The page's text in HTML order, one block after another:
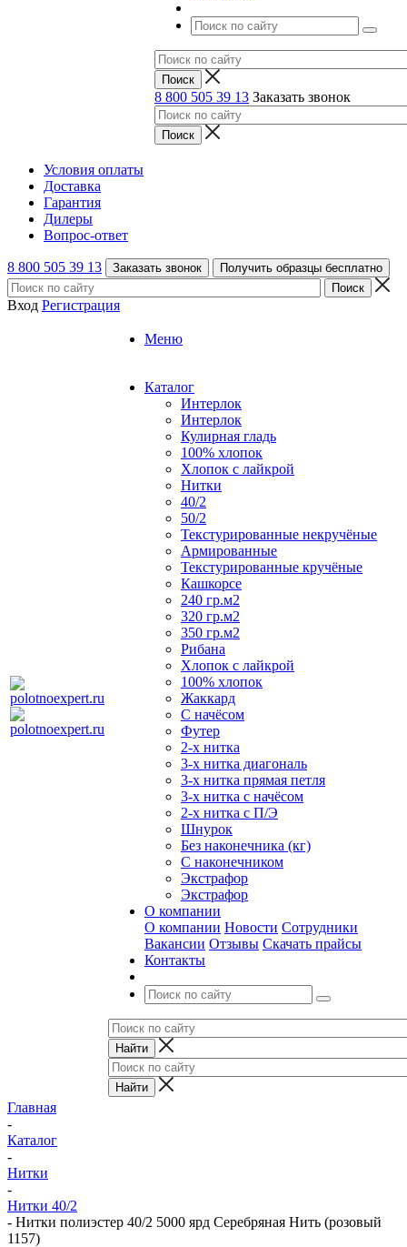
8 800 505 39 13 Заказать звонок
Условия оплаты
Доставка
Гарантия
Дилеры
Вопрос-ответ
8 800 505 39 13 Заказать звонок Получить образцы бесплатно
Вход Регистрация
Меню
Каталог
Интерлок
Интерлок
Кулирная гладь
100% хлопок
Хлопок с лайкрой
Нитки
40/2
50/2
Текстурированные некручёные
Армированные
Текстурированные кручёные
Кашкорсе
240 гр.м2
320 гр.м2
350 гр.м2
Рибана
Хлопок с лайкрой
100% хлопок
Жаккард
С начёсом
Футер
2-х нитка
3-х нитка диагональ
3-х нитка прямая петля
3-х нитка с начёсом
2-х нитка с П/Э
Шнурок
Без наконечника (кг)
С наконечником
Экстрафор
Экстрафор
О компании
О компании Новости Сотрудники
Вакансии Отзывы Скачать прайсы
Контакты
Главная
-
Каталог
-
Нитки
-
Нитки 40/2
- Нитки полиэстер 40/2 5000 ярд Серебряная Нить (розовый
1157)